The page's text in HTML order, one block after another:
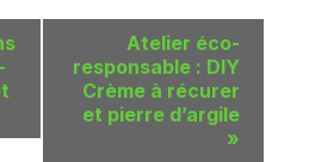
Atelier éco-
responsable : DIY
Crème à récurer
et pierre d’argile
»